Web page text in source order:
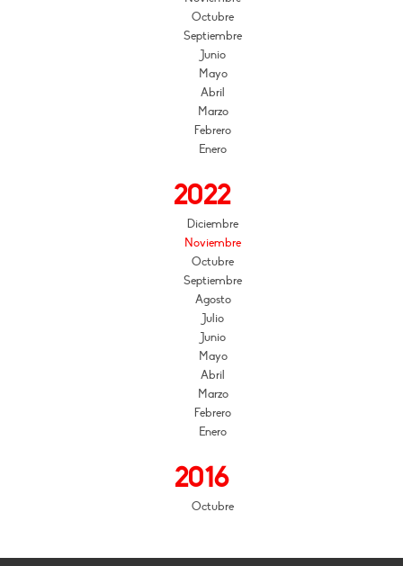
Octubre
Septiembre
Junio
Mayo
Abril
Marzo
Febrero
Enero
2022
Diciembre
Noviembre
Octubre
Septiembre
Agosto
Julio
Junio
Mayo
Abril
Marzo
Febrero
Enero
2016
Octubre